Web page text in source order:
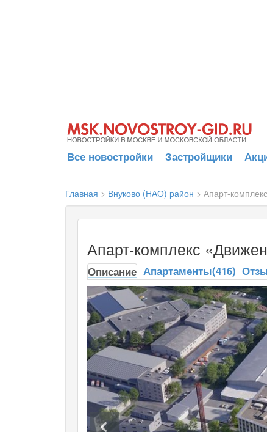
Все новостройки Застройщики
Главная > Внуково (НАО) район > Апарт-
Апарт-комплекс
Описание Апартаменты(416)